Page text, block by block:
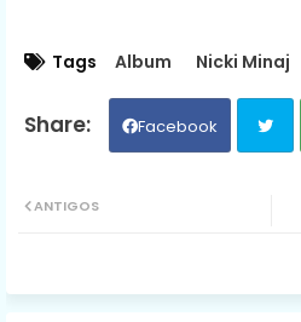
Tags Album Nicki Minaj
Facebook
ANTIGOS